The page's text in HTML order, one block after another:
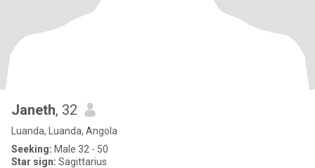
Janeth, 32
Luanda, Luanda, Angola
Seeking: Male 32 - 50
Star sign: Sagittarius